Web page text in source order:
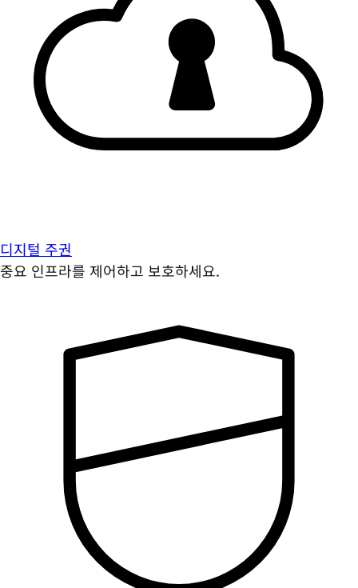
디지털 주권
중요 인프라를 제어하고 보호하세요.